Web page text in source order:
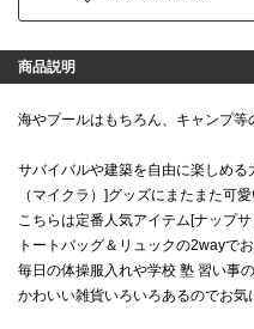
商品説明
海やプールはもちろん、キャンプ
サバイバルや建築を自由に楽しめ
（マイクラ）]グッズにまたまた可
こちらは定番人気アイテム[ナップ
トートバッグ＆リュックの2wayでお
毎日の体操服入れや学校 塾 習い事
かわいい雑貨いろいろあるのでお気